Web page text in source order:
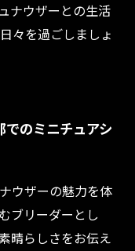
ナウザーとの生活
々を過ごしましょ
のミニチュアシ
ウザーの魅力を体
ブリーダーとし
晴らしさをお伝え